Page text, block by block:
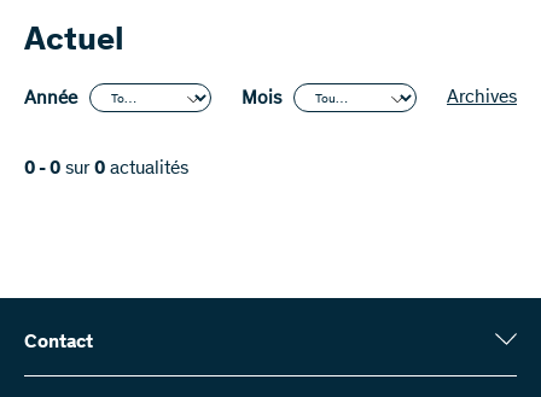
Actuel
Année Mois Archives
0 - 0 sur 0 actualités
Contact
Fonds national suisse (FNS)